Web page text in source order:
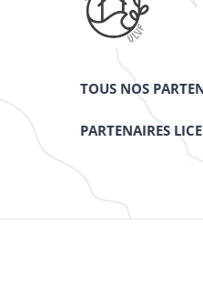
TOUS NOS
PARTENAIRES